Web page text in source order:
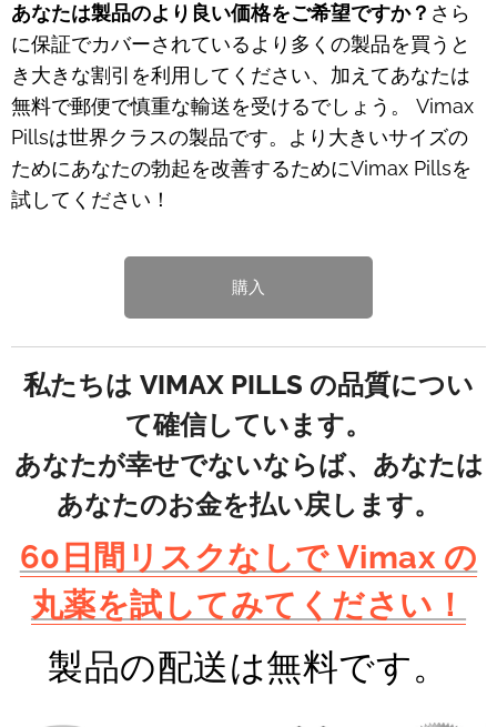
あなたは製品のより良い価格をご希望ですか？ さら
に保証でカバーされているより多くの製品を買うと
き大きな割引を利用してください、加えてあなたは
無料で郵便で慎重な輸送を受けるでしょう。 Vimax
Pillsは世界クラスの製品です。より大きいサイズの
ためにあなたの勃起を改善するためにVimax Pillsを
試してください！
購入
私たちは VIMAX PILLS の品質につい
て確信しています。
あなたが幸せでないならば、あなたは
あなたのお金を払い戻します。
60日間リスクなしで Vimax の
丸薬を試してみてください！
製品の配送は無料です。